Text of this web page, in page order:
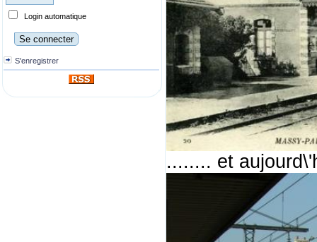
Login automatique
S'enregistrer
........ et